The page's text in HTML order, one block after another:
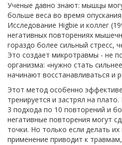
Ученые давно знают: мышцы
больше веса во время
Исследование Higbie и коллег
негативных повторениях
гораздо более сильный стресс,
Это создает микротравмы - не
организма: «нужно стать
начинают восстанавливаться и
Этот метод особенно
тренируется и застрял на
3 подхода по 10 повторений и
негативные повторения могут
точки. Но только если делать
применение приводит к